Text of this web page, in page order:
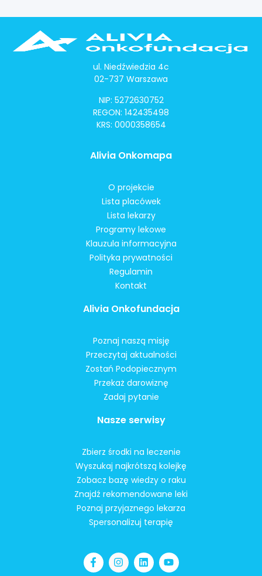
ul. Niedźwiedzia 4c
02-737 Warszawa
NIP: 5272630752
REGON: 142435498
KRS: 0000358654
Alivia Onkomapa
O projekcie
Lista placówek
Lista lekarzy
Programy lekowe
Klauzula informacyjna
Polityka prywatności
Regulamin
Kontakt
Alivia Onkofundacja
Poznaj naszą misję
Przeczytaj aktualności
Zostań Podopiecznym
Przekaż darowiznę
Zadaj pytanie
Nasze serwisy
Zbierz środki na leczenie
Wyszukaj najkrótszą kolejkę
Zobacz bazę wiedzy o raku
Znajdź rekomendowane leki
Poznaj przyjaznego lekarza
Spersonalizuj terapię